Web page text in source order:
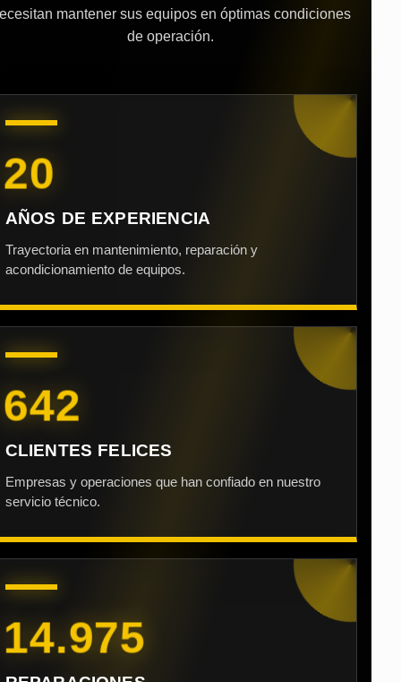
mantener sus equipos en óptimas condiciones
de operación.
20
AÑOS DE EXPERIENCIA
Trayectoria en mantenimiento, reparación y
acondicionamiento de equipos.
642
CLIENTES FELICES
Empresas y operaciones que han confiado en nuestro
servicio técnico.
14.975